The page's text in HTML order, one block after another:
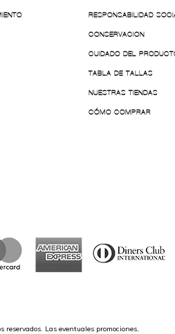
RESPONSABILIDAD
CONSERVACION
CUIDADO DEL
TABLA DE TALLAS
NUESTRAS TIENDAS
CÓMO COMPRAR
reservados. Las eventuales promociones,